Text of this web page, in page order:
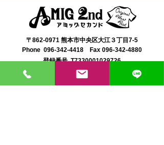
〒862-0971 熊本市中央区大江３丁目7-5
​Phone 096-342-4418 Fax 096-342-4880
登録番号 T7330001029726
【営業時間】9:30〜19:30